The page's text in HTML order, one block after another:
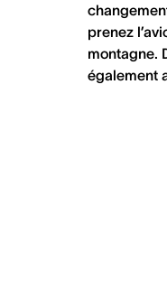
prenez
montagne.
également